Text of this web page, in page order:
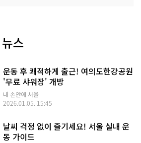
스
운동 후 쾌적하게 출근! 여의도한강공원
'무료 샤워장' 개방
내 손안에 서울
2026.01.05. 15:45
날씨 걱정 없이 즐기세요! 서울 실내 운
동 가이드